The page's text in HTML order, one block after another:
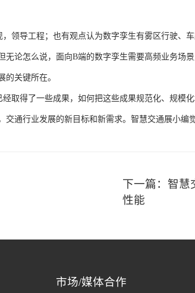
领导工程；也有观点认为数字孪生有雾区行驶、
无论怎么说，面向B端的数字孪生需要高频业务场
关键所在。
取得了一些成果，如何把这些成果规范化、规模
通行业发展的新目标和新需求。 智慧交通展小编
下一篇：智慧
性能
市场/媒体合作